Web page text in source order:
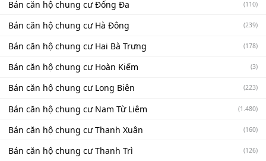
Bán căn hộ chung cư Đống Đa (110)
Bán căn hộ chung cư Hà Đông (239)
Bán căn hộ chung cư Hai Bà Trưng (178)
Bán căn hộ chung cư Hoàn Kiếm (3)
Bán căn hộ chung cư Long Biên (223)
Bán căn hộ chung cư Nam Từ Liêm (1.480)
Bán căn hộ chung cư Thanh Xuân (160)
Bán căn hộ chung cư Thanh Trì (126)